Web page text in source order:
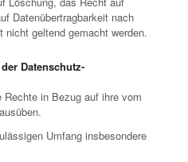
Datenübertragbarkeit nach
nicht geltend gemacht werden.
Datenschutz-
in Bezug auf ihre vom
Umfang insbesondere